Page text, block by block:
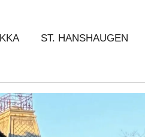
ST. HANSHAUGEN